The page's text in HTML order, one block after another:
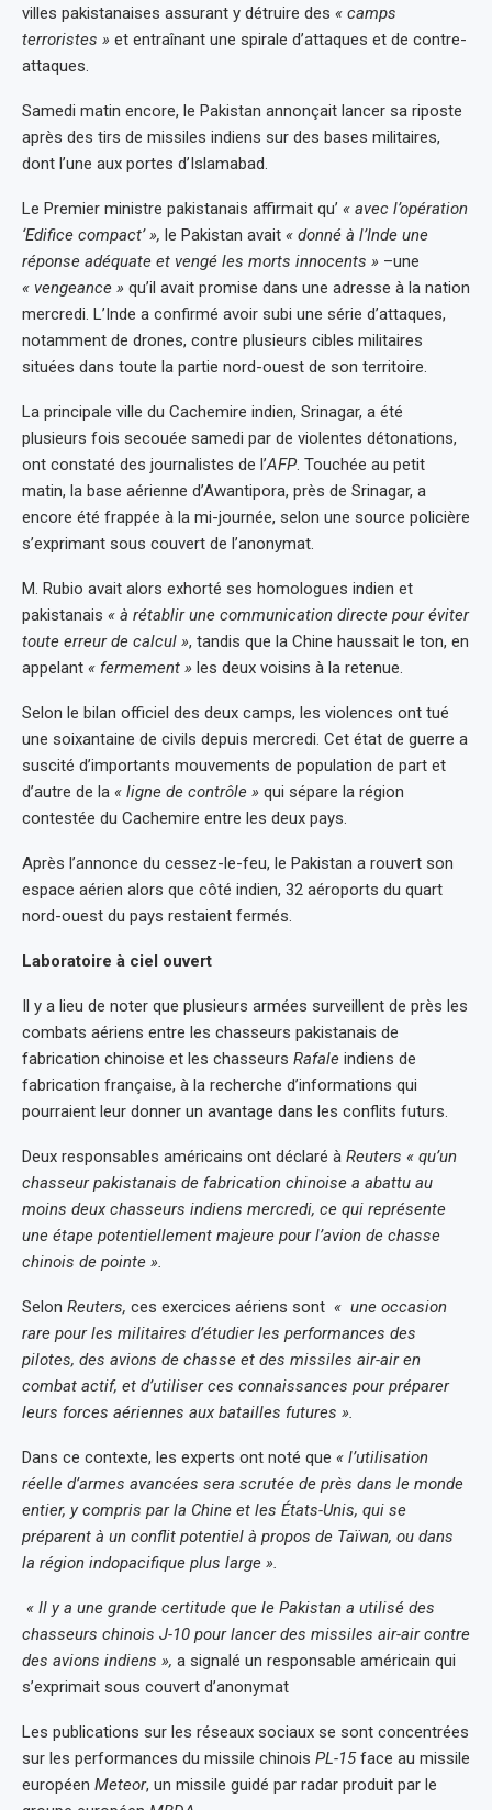
villes pakistanaises assurant y détruire des « camps
terroristes » et entraînant une spirale d’attaques et de contre-
attaques.
Samedi matin encore, le Pakistan annonçait lancer sa riposte
après des tirs de missiles indiens sur des bases militaires,
dont l’une aux portes d’Islamabad.
Le Premier ministre pakistanais affirmait qu’ « avec l’opération
‘Edifice compact’ », le Pakistan avait « donné à l’Inde une
réponse adéquate et vengé les morts innocents » –une
« vengeance » qu’il avait promise dans une adresse à la nation
mercredi. L’Inde a confirmé avoir subi une série d’attaques,
notamment de drones, contre plusieurs cibles militaires
situées dans toute la partie nord-ouest de son territoire.
La principale ville du Cachemire indien, Srinagar, a été
plusieurs fois secouée samedi par de violentes détonations,
ont constaté des journalistes de l’AFP. Touchée au petit
matin, la base aérienne d’Awantipora, près de Srinagar, a
encore été frappée à la mi-journée, selon une source policière
s’exprimant sous couvert de l’anonymat.
M. Rubio avait alors exhorté ses homologues indien et
pakistanais « à rétablir une communication directe pour éviter
toute erreur de calcul », tandis que la Chine haussait le ton, en
appelant « fermement » les deux voisins à la retenue.
Selon le bilan officiel des deux camps, les violences ont tué
une soixantaine de civils depuis mercredi. Cet état de guerre a
suscité d’importants mouvements de population de part et
d’autre de la « ligne de contrôle » qui sépare la région
contestée du Cachemire entre les deux pays.
Après l’annonce du cessez-le-feu, le Pakistan a rouvert son
espace aérien alors que côté indien, 32 aéroports du quart
nord-ouest du pays restaient fermés.
Laboratoire à ciel ouvert
Il y a lieu de noter que plusieurs armées surveillent de près les
combats aériens entre les chasseurs pakistanais de
fabrication chinoise et les chasseurs Rafale indiens de
fabrication française, à la recherche d’informations qui
pourraient leur donner un avantage dans les conflits futurs.
Deux responsables américains ont déclaré à Reuters « qu’un
chasseur pakistanais de fabrication chinoise a abattu au
moins deux chasseurs indiens mercredi, ce qui représente
une étape potentiellement majeure pour l’avion de chasse
chinois de pointe ».
Selon Reuters, ces exercices aériens sont « une occasion
rare pour les militaires d’étudier les performances des
pilotes, des avions de chasse et des missiles air-air en
combat actif, et d’utiliser ces connaissances pour préparer
leurs forces aériennes aux batailles futures ».
Dans ce contexte, les experts ont noté que « l’utilisation
réelle d’armes avancées sera scrutée de près dans le monde
entier, y compris par la Chine et les États-Unis, qui se
préparent à un conflit potentiel à propos de Taïwan, ou dans
la région indopacifique plus large ».
« Il y a une grande certitude que le Pakistan a utilisé des
chasseurs chinois J-10 pour lancer des missiles air-air contre
des avions indiens », a signalé un responsable américain qui
s’exprimait sous couvert d’anonymat
Les publications sur les réseaux sociaux se sont concentrées
sur les performances du missile chinois PL-15face au missile
européen Meteor, un missile guidé par radar produit par le